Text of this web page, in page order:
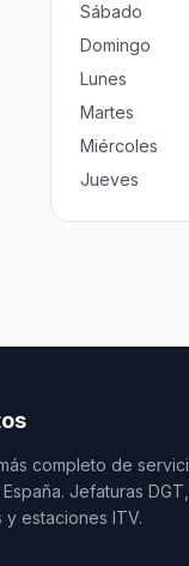
Sábado
Domingo
Lunes
Martes
Miércoles
Jueves
completo de
Jefaturas DGT,
y estaciones ITV.